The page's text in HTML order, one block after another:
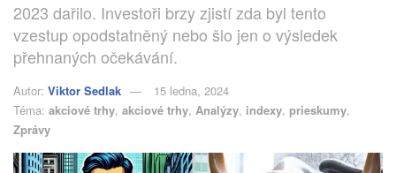
2023 dařilo. Investoři brzy zjistí zda byl tento
vzestup opodstatněný nebo šlo jen o výsledek
přehnaných očekávání.
Autor: Viktor Sedlak
15 ledna, 2024
Téma: akciové trhy, akciové trhy, Analýzy, indexy, prieskumy,
Zprávy